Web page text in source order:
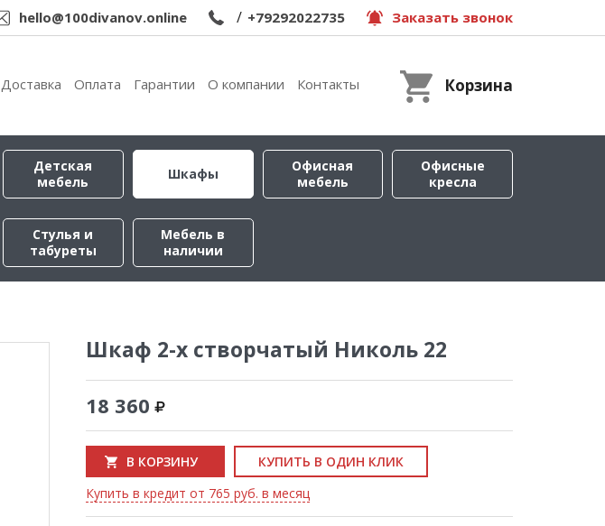
hello@100divanov.online / +79292022735 Заказать звонок
Доставка Оплата Гарантии О компании Контакты Корзина
Детская
мебель
Шкафы
Офисная
мебель
Офисные
кресла
Стулья и
табуреты
Мебель в
наличии
Шкаф 2-х створчатый Николь 22
18 360
В КОРЗИНУ
КУПИТЬ В ОДИН КЛИК
Купить в кредит от 765 руб. в месяц